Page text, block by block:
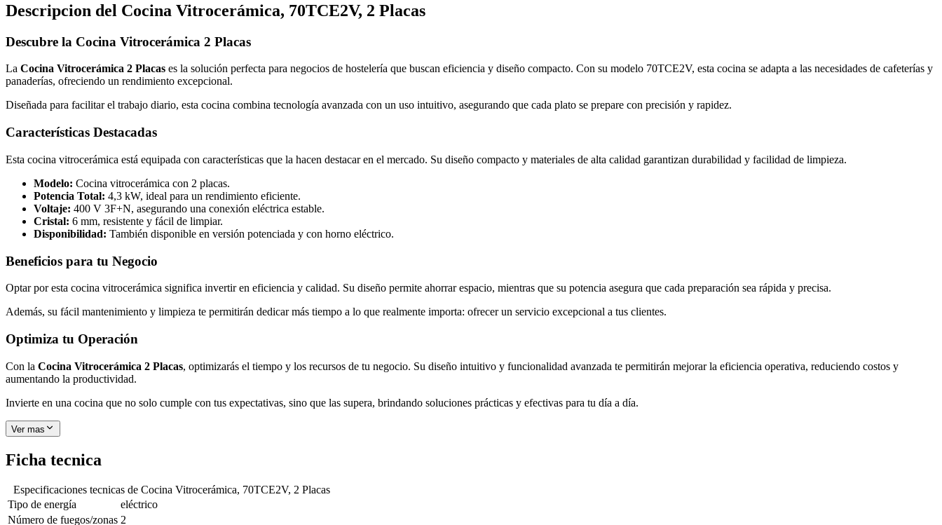
Descripcion del Cocina Vitrocerámica, 70TCE2V, 2 Placas
Descubre la Cocina Vitrocerámica 2 Placas
La Cocina Vitrocerámica 2 Placas es la solución perfecta para negocios de hostelería que buscan eficiencia y diseño compacto. Con su modelo 70TCE2V, esta cocina se adapta a las necesidades de cafeterías y
panaderías, ofreciendo un rendimiento excepcional.
Diseñada para facilitar el trabajo diario, esta cocina combina tecnología avanzada con un uso intuitivo, asegurando que cada plato se prepare con precisión y rapidez.
Características Destacadas
Esta cocina vitrocerámica está equipada con características que la hacen destacar en el mercado. Su diseño compacto y materiales de alta calidad garantizan durabilidad y facilidad de limpieza.
Modelo: Cocina vitrocerámica con 2 placas.
Potencia Total: 4,3 kW, ideal para un rendimiento eficiente.
Voltaje: 400 V 3F+N, asegurando una conexión eléctrica estable.
Cristal: 6 mm, resistente y fácil de limpiar.
Disponibilidad: También disponible en versión potenciada y con horno eléctrico.
Beneficios para tu Negocio
Optar por esta cocina vitrocerámica significa invertir en eficiencia y calidad. Su diseño permite ahorrar espacio, mientras que su potencia asegura que cada preparación sea rápida y precisa.
Además, su fácil mantenimiento y limpieza te permitirán dedicar más tiempo a lo que realmente importa: ofrecer un servicio excepcional a tus clientes.
Optimiza tu Operación
Con la Cocina Vitrocerámica 2 Placas, optimizarás el tiempo y los recursos de tu negocio. Su diseño intuitivo y funcionalidad avanzada te permitirán mejorar la eficiencia operativa, reduciendo costos y
aumentando la productividad.
Invierte en una cocina que no solo cumple con tus expectativas, sino que las supera, brindando soluciones prácticas y efectivas para tu día a día.
Ver mas
Ficha tecnica
Especificaciones tecnicas de Cocina Vitrocerámica, 70TCE2V, 2 Placas
Tipo de energía
eléctrico
Número de fuegos/zonas 2